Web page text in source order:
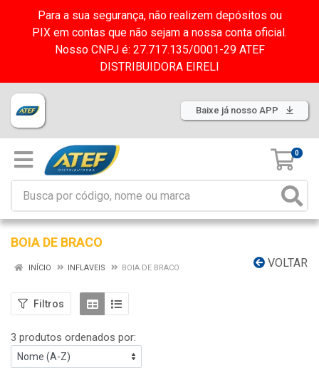
Para a sua segurança, não realizem depósitos ou
PIX em contas que não sejam a nossa conta oficial.
Nosso CNPJ é: 27.717.135/0001-29 ATEF
DISTRIBUIDORA EIRELI
Baixe já nosso APP
0
BOIA DE BRACO
VOLTAR
INÍCIO INFLAVEIS BOIA DE BRACO
Filtros
3 produtos ordenados por: